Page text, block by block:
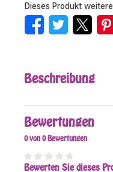
Dieses Produkt
Beschreibung
Bewertungen
0 von 0 Bewertungen
Durchschnittliche
Bewerten Sie dieses